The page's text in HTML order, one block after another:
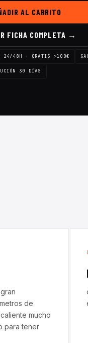
AL CARRITO
FICHA COMPLETA →
24/48H · GRATIS >100€
30 DÍAS
de
mucho
para tener